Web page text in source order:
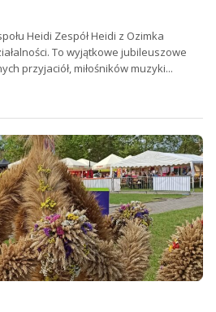
Heidi Zespół Heidi z Ozimka
To wyjątkowe jubileuszowe
przyjaciół, miłośników muzyki...